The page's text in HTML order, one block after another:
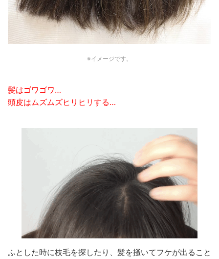
※イメージです。
髪はゴワゴワ…
頭皮はムズムズヒリヒリする…
ふとした時に枝毛を探したり、髪を掻いてフケが出ること